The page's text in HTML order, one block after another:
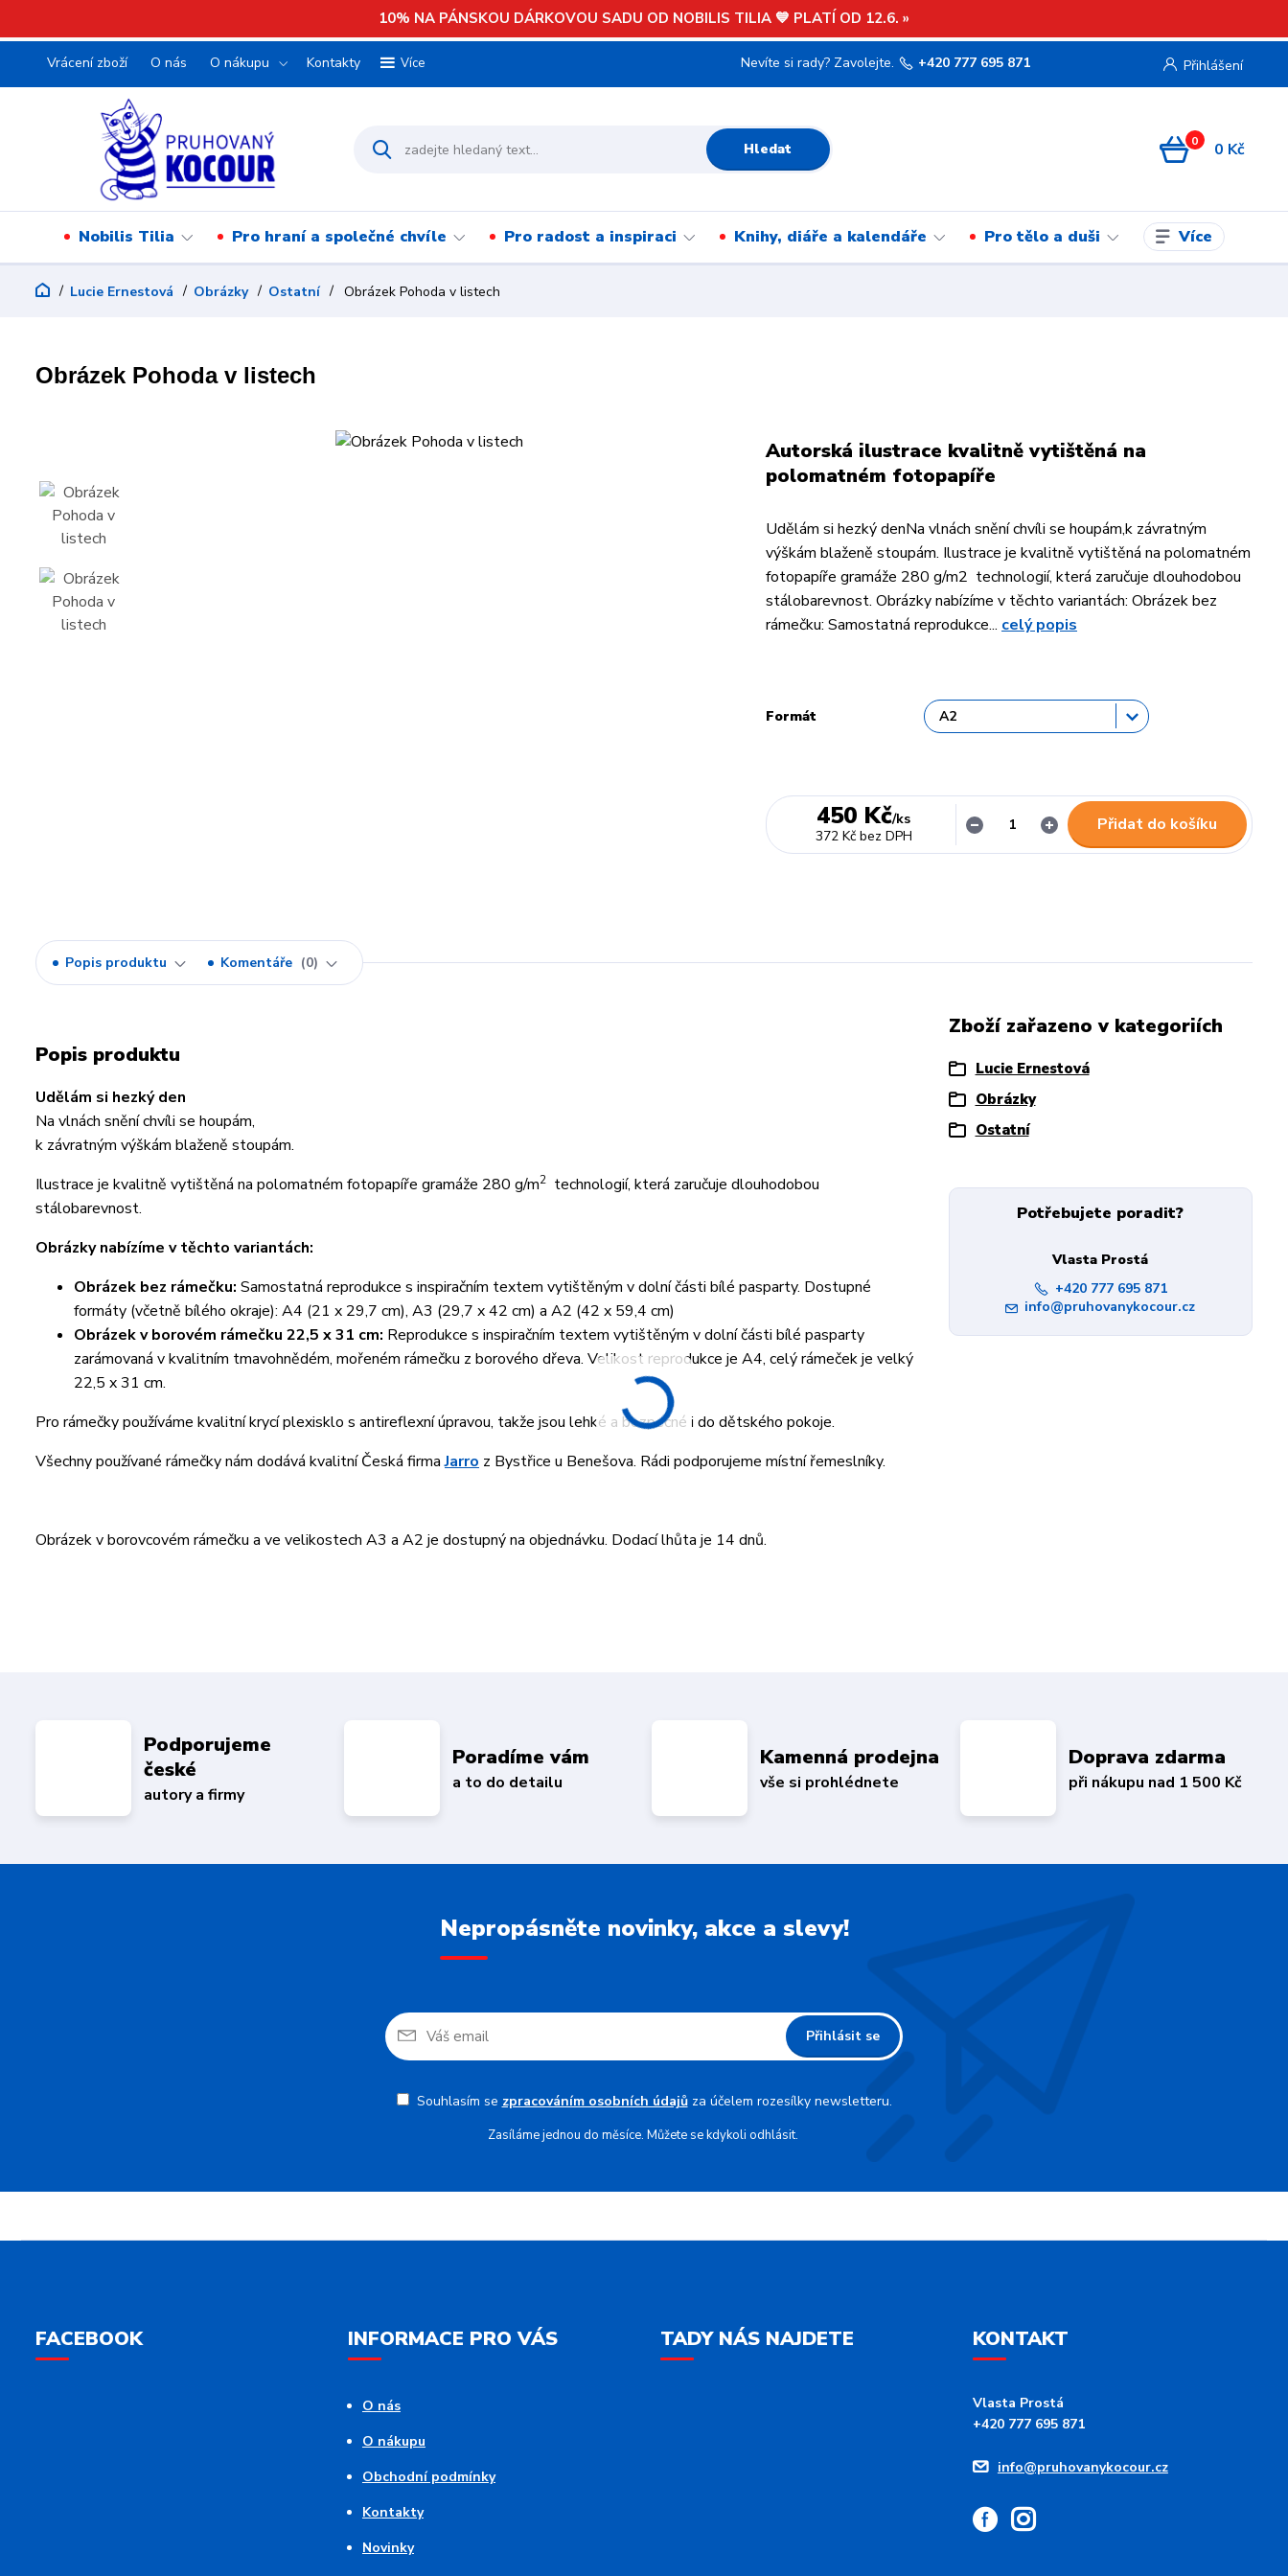
10% NA PÁNSKOU DÁRKOVOU SADU OD NOBILIS TILIA 💙 PLATÍ OD 12.6. »
Vrácení zboží O nás O nákupu Kontakty Více Přihlášení
Hledat
Nevíte si rady? Zavolejte. +420 777 695 871
0 0 Kč
Nobilis Tilia Pro hraní a společné chvíle Pro radost a inspiraci Knihy, diáře a kalendáře Pro tělo a duši Více
Lucie Ernestová Obrázky Ostatní Obrázek Pohoda v listech
Obrázek Pohoda v listech
Autorská ilustrace kvalitně vytištěná na
polomatném fotopapíře
Udělám si hezký denNa vlnách snění chvíli se houpám,k závratným
výškám blaženě stoupám. Ilustrace je kvalitně vytištěná na polomatném
fotopapíře gramáže 280 g/m2 technologií, která zaručuje dlouhodobou
stálobarevnost. Obrázky nabízíme v těchto variantách: Obrázek bez
rámečku: Samostatná reprodukce... celý popis
Formát
450 Kč/ks
372 Kč bez DPH
Přidat do košíku
Popis produktu Komentáře 0
Popis produktu
Udělám si hezký den
Na vlnách snění chvíli se houpám,
k závratným výškám blaženě stoupám.
Ilustrace je kvalitně vytištěná na polomatném fotopapíře gramáže 280 g/m2 technologií, která zaručuje dlouhodobou
stálobarevnost.
Obrázky nabízíme v těchto variantách:
Obrázek bez rámečku: Samostatná reprodukce s inspiračním textem vytištěným v dolní části bílé pasparty. Dostupné
formáty (včetně bílého okraje): A4 (21 x 29,7 cm), A3 (29,7 x 42 cm) a A2 (42 x 59,4 cm)
Obrázek v borovém rámečku 22,5 x 31 cm: Reprodukce s inspiračním textem vytištěným v dolní části bílé pasparty
zarámovaná v kvalitním tmavohnědém, mořeném rámečku z borového dřeva. Velikost reprodukce je A4, celý rámeček je velký
22,5 x 31 cm.
Pro rámečky používáme kvalitní krycí plexisklo s antireflexní úpravou, takže jsou lehké a bezpečné i do dětského pokoje.
Všechny používané rámečky nám dodává kvalitní Česká firmaJarro z Bystřice u Benešova. Rádi podporujeme místní řemeslníky.
Obrázek v borovcovém rámečku a ve velikostech A3 a A2 je dostupný na objednávku. Dodací lhůta je 14 dnů.
Zboží zařazeno v kategoriích
Lucie Ernestová
Obrázky
Ostatní
Potřebujete poradit?
Vlasta Prostá
+420 777 695 871
info@pruhovanykocour.cz
Podporujeme
české
autory a firmy
Poradíme vám
a to do detailu
Kamenná prodejna
vše si prohlédnete
Doprava zdarma
při nákupu nad 1 500 Kč
Nepropásněte novinky, akce a slevy!
Přihlásit se
Souhlasím se zpracováním osobních údajůza účelem rozesílky newsletteru.
Zasíláme jednou do měsíce. Můžete se kdykoli odhlásit.
FACEBOOK INFORMACE PRO VÁS
O nás
O nákupu
Obchodní podmínky
Kontakty
Novinky
TADY NÁS NAJDETE KONTAKT
Vlasta Prostá
+420 777 695 871
info@pruhovanykocour.cz